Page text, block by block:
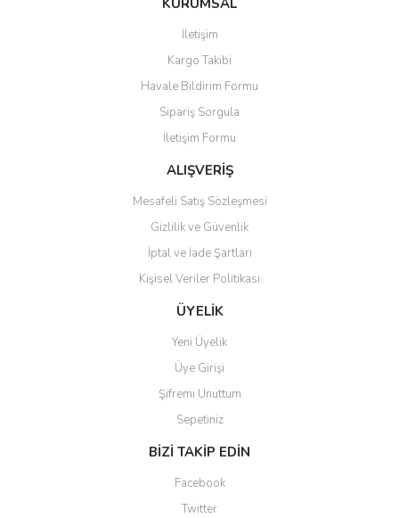
Yorum Yaz
Ürün resmi kalitesiz, bozuk veya görüntülenemiyor.
Ürün açıklamasında eksik bilgiler bulunuyor.
Ürün bilgilerinde hatalar bulunuyor.
Ürün fiyatı diğer sitelerden daha pahalı.
Bu ürüne benzer farklı alternatifler olmalı.
Gönder
KURUMSAL
İletişim
Kargo Takibi
Havale Bildirim Formu
Sipariş Sorgula
İletişim Formu
ALIŞVERİŞ
Mesafeli Satış Sözleşmesi
Gizlilik ve Güvenlik
İptal ve İade Şartları
Kişisel Veriler Politikası
ÜYELİK
Yeni Üyelik
Üye Girişi
Şifremi Unuttum
Sepetiniz
BİZİ TAKİP EDİN
Facebook
Twitter